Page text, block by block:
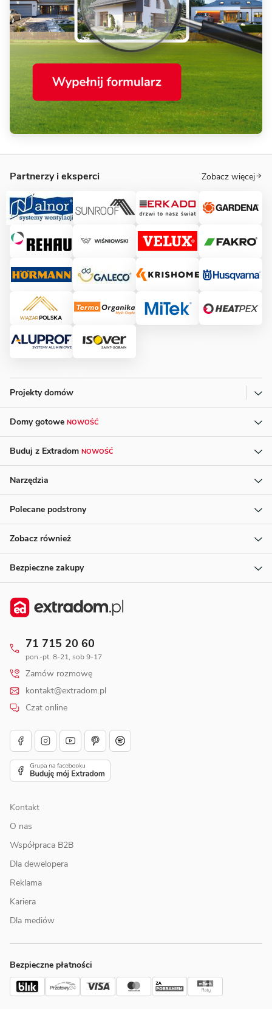
Partnerzy i eksperci Zobacz więcej
Projekty domów
Domy gotowe NOWOŚĆ
Buduj z Extradom NOWOŚĆ
Narzędzia
Polecane podstrony
Zobacz również
Bezpieczne zakupy
71 715 20 60
pon.-pt. 8-21, sob 9-17
Zamów rozmowę
kontakt@extradom.pl
Czat online
Kontakt
O nas
Współpraca B2B
Dla dewelopera
Reklama
Kariera
Dla mediów
Bezpieczne płatności